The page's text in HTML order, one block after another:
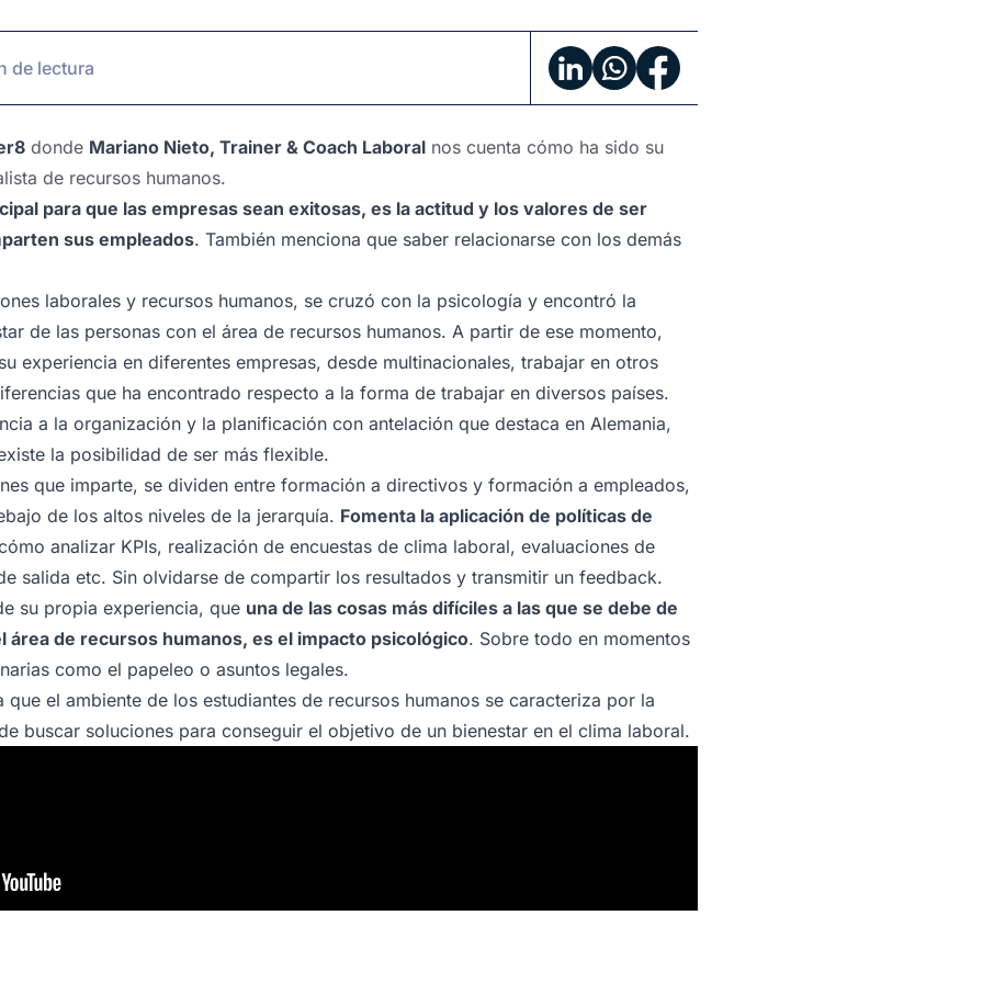
de lectura
donde Mariano Nieto, Trainer & Coach Laboral nos cuenta cómo ha sido su
de recursos humanos.
para que las empresas sean exitosas, es la actitud y los valores de ser
sus empleados. También menciona que saber relacionarse con los demás
laborales y recursos humanos, se cruzó con la psicología y encontró la
de las personas con el área de recursos humanos. A partir de ese momento,
experiencia en diferentes empresas, desde multinacionales, trabajar en otros
que ha encontrado respecto a la forma de trabajar en diversos países.
a la organización y la planificación con antelación que destaca en Alemania,
la posibilidad de ser más flexible.
que imparte, se dividen entre formación a directivos y formación a empleados,
de los altos niveles de la jerarquía. Fomenta la aplicación de políticas de
analizar KPIs, realización de encuestas de clima laboral, evaluaciones de
salida etc. Sin olvidarse de compartir los resultados y transmitir un feedback.
su propia experiencia, que una de las cosas más difíciles a las que se debe de
área de recursos humanos, es el impacto psicológico. Sobre todo en momentos
como el papeleo o asuntos legales.
el ambiente de los estudiantes de recursos humanos se caracteriza por la
buscar soluciones para conseguir el objetivo de un bienestar en el clima laboral.